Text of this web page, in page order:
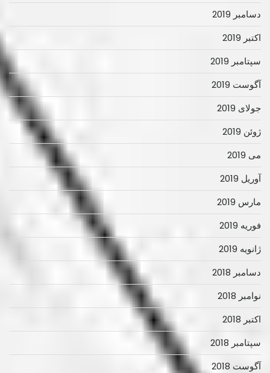
دسامبر 2019
اکتبر 2019
سپتامبر 2019
آگوست 2019
جولای 2019
ژوئن 2019
می 2019
آوریل 2019
مارس 2019
فوریه 2019
ژانویه 2019
دسامبر 2018
نوامبر 2018
اکتبر 2018
سپتامبر 2018
آگوست 2018